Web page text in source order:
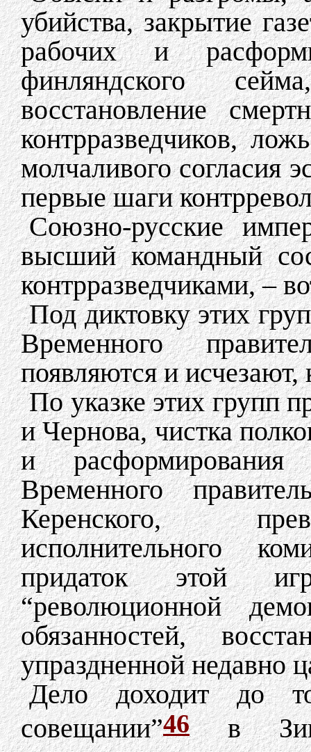
убийства, закрытие
рабочих и
финляндского
восстановление
контрразведчиков,
молчаливого согласия
первые шаги
Союзно-русские
высший командный
контрразведчиками, –
Под диктовку этих
Временного
появляются и исчезают,
По указке этих групп
и Чернова, чистка
и
Временного
Керенского,
исполнительного
придаток этой
“революционной
обязанностей,
упраздненной недавно
Дело доходит до
совещании”46в